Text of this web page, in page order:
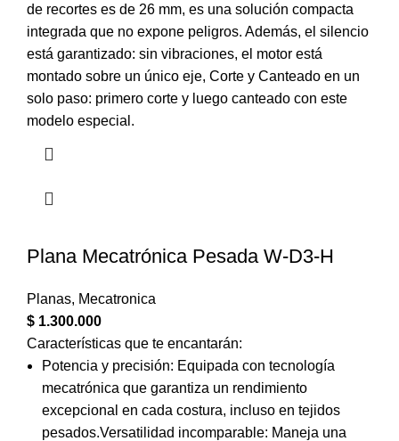
de recortes es de 26 mm, es una solución compacta
integrada que no expone peligros. Además, el silencio
está garantizado: sin vibraciones, el motor está
montado sobre un único eje, Corte y Canteado en un
solo paso: primero corte y luego canteado con este
modelo especial.
Plana Mecatrónica Pesada W-D3-H
Planas, Mecatronica
$ 1.300.000
Características que te encantarán:
Potencia y precisión: Equipada con tecnología
mecatrónica que garantiza un rendimiento
excepcional en cada costura, incluso en tejidos
pesados.Versatilidad incomparable: Maneja una